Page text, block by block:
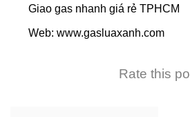
Giao gas nhanh giá rẻ TPHCM
Web: www.gasluaxanh.com
Rate this